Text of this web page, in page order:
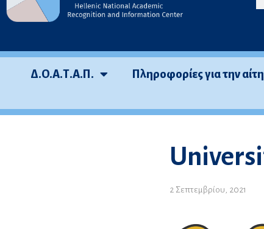
Δ.Ο.Α.Τ.Α.Π. Πληροφορίες για την
2 Σεπτεμβρίου, 2021